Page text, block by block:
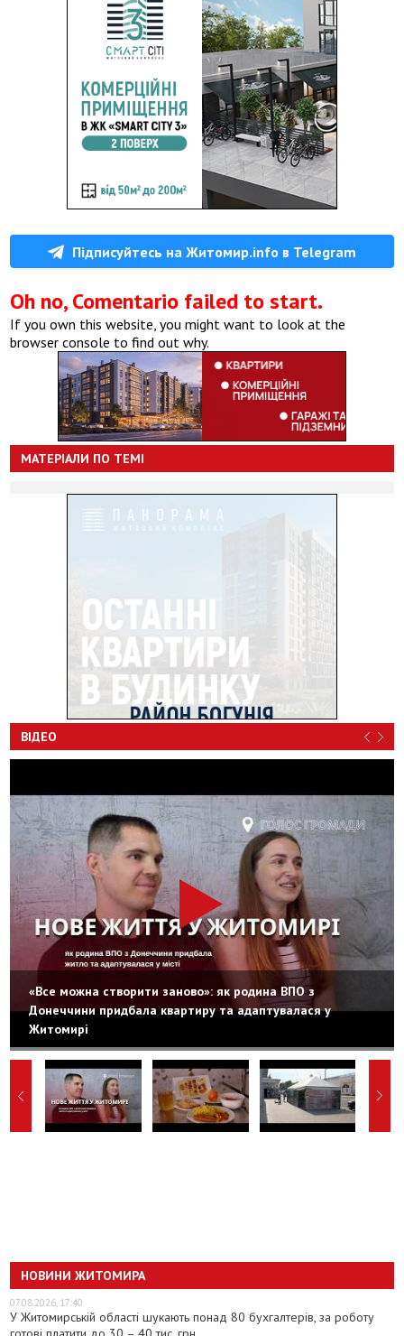
Підписуйтесь на Житомир.info в Telegram
Oh no, Comentario failed to start.
If you own this website, you might want to look at the
browser console to find out why.
МАТЕРІАЛИ ПО ТЕМІ
ВІДЕО
«Все можна створити заново»: як родина ВПО з
Донеччини придбала квартиру та адаптувалася у
Житомирі
НОВИНИ ЖИТОМИРА
07.08.2026, 17:40
У Житомирській області шукають понад 80 бухгалтерів, за роботу